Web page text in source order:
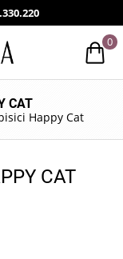
0
CAT
Happy Cat
CAT